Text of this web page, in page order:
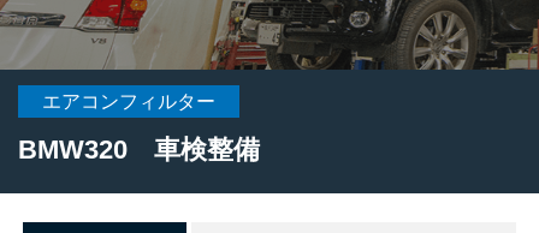
エアコンフィルター
BMW320 車検整備